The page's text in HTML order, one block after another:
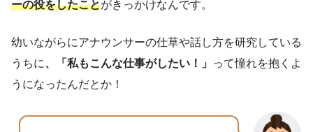
ーの役をしたことがきっかけなんです。
幼いながらにアナウンサーの仕草や話し方を研究している
うちに、「私もこんな仕事がしたい！」 って憧れを抱くよ
うになったんだとか！